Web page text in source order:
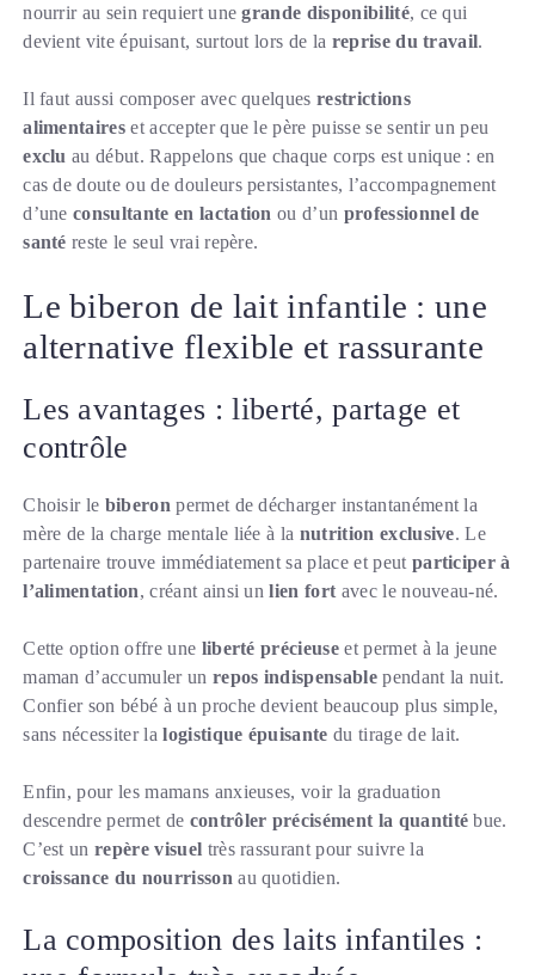
nourrir au sein requiert unegrande disponibilité, ce qui
devient vite épuisant, surtout lors de la reprise du travail.
Il faut aussi composer avec quelquesrestrictions
alimentaires et accepter que le père puisse se sentir un peu
exclu au début. Rappelons que chaque corps est unique : en
cas de doute ou de douleurs persistantes, l’accompagnement
d’uneconsultante en lactation ou d’un professionnel de
santé reste le seul vrai repère.
Le biberon de lait infantile : une
alternative flexible et rassurante
Les avantages : liberté, partage et
contrôle
Choisir le biberon permet de décharger instantanément la
mère de la charge mentale liée à la nutrition exclusive. Le
partenaire trouve immédiatement sa place et peut participer à
l’alimentation, créant ainsi unlien fort avec le nouveau-né.
Cette option offre une liberté précieuse et permet à la jeune
maman d’accumuler un repos indispensable pendant la nuit.
Confier son bébé à un proche devient beaucoup plus simple,
sans nécessiter lalogistique épuisante du tirage de lait.
Enfin, pour les mamans anxieuses, voir la graduation
descendre permet de contrôler précisément la quantité bue.
C’est unrepère visuel très rassurant pour suivre la
croissance du nourrisson au quotidien.
La composition des laits infantiles :